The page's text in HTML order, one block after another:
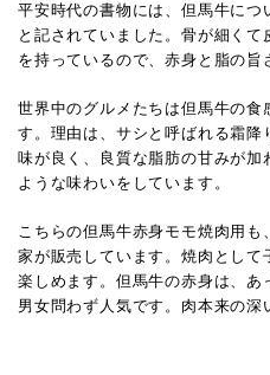
平安時代の書物には、但馬牛につ
と記されていました。骨が細く
を持っているので、赤身と脂の旨
世界中のグルメたちは但馬牛の食
す。理由は、サシと呼ばれる霜
味が良く、良質な脂肪の甘みが
ような味わいをしています。
こちらの但馬牛赤身モモ焼肉用
家が販売しています。焼肉とし
楽しめます。但馬牛の赤身は、
男女問わず人気です。肉本来の深